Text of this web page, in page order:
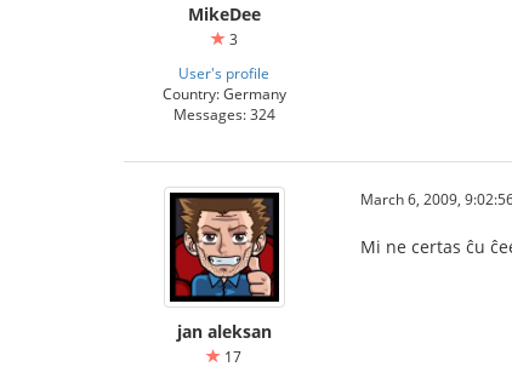
MikeDee
3
User's profile
Country: Germany
Messages: 324
jan aleksan
17
March 6, 2009,
Mi ne certas ĉu